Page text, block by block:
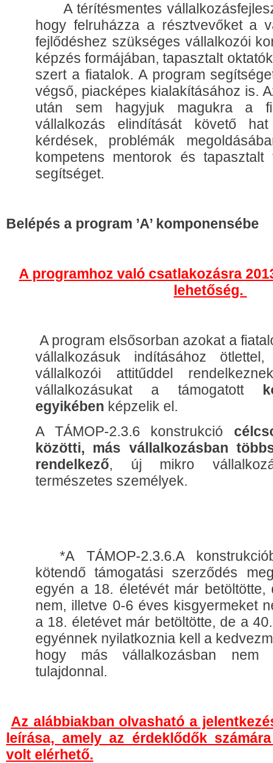
A térítésmentes
hogy felruházza a résztvevőket a
fejlődéshez szükséges vállalkozói
képzés formájában, tapasztalt
szert a fiatalok. A program
végső, piacképes kialakításához is.
után sem hagyjuk magukra a
vállalkozás elindítását követő
kérdések, problémák
kompetens mentorok és tapasztalt
segítséget.
Belépés a program ’A’ komponensébe
A programhoz való csatlakozásra
lehetőség.
A program elsősorban azokat a
vállalkozásuk indításához
vállalkozói attitűddel
vállalkozásukat a támogatott
egyikében képzelik el.
A TÁMOP-2.3.6 konstrukció
közötti, más vállalkozásban
rendelkező, új mikro
természetes személyek.
*A TÁMOP-2.3.6.A
kötendő támogatási szerződés
egyén a 18. életévét már
nem, illetve 0-6 éves kisgyermeket
a 18. életévet már betöltötte, de a
egyénnek nyilatkoznia kell a
hogy más vállalkozásban nem
tulajdonnal.
Az alábbiakban olvasható a
leírása, amely az érdeklődők
volt elérhető.